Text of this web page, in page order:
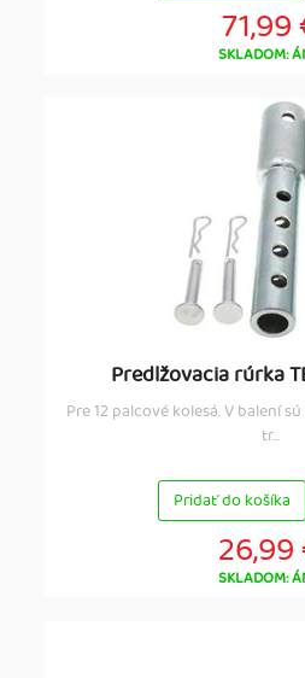
71,99
SKLADOM:
Predlžovacia rúrka
Pre 12 palcové kolesá. V balení
tr...
Pridať do košíka
SKLADOM: